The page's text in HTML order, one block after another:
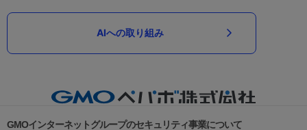
AIへの取り組み
GMOインターネットグループのセキュリティ事業について